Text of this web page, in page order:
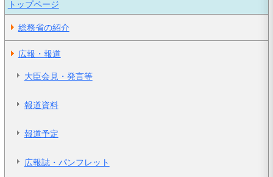
トップページ
総務省の紹介
広報・報道
大臣会見・発言等
報道資料
報道予定
広報誌・パンフレット